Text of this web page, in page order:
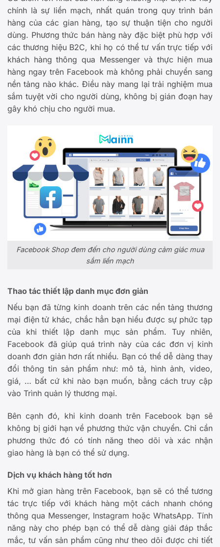
chính là sự liền mạch, nhất quán trong quy trình bán
hàng của các gian hàng, tạo sự thuận tiện cho người
dùng. Phương thức bán hàng này đặc biệt phù hợp với
các thương hiệu B2C, khi họ có thể tư vấn trực tiếp với
khách hàng thông qua Messenger và thực hiện mua
hàng ngay trên Facebook mà không phải chuyển sang
nền tảng nào khác. Điều này mang lại trải nghiệm mua
sắm tuyệt vời cho người dùng, không bị gián đoạn hay
gây khó chịu cho người mua.
Facebook Shop đem đến cho người dùng cảm giác mua
sắm liền mạch
Thao tác thiết lập danh mục đơn giản
Nếu bạn đã từng kinh doanh trên các nền tảng thương
mại điện tử khác, chắc hẳn bạn hiểu được sự phức tạp
của khi thiết lập danh mục sản phẩm. Tuy nhiên,
Facebook đã giúp quá trình này của các đơn vị kinh
doanh đơn giản hơn rất nhiều. Bạn có thể dễ dàng thay
đổi thông tin sản phẩm như: mô tả, hình ảnh, video,
giá, … bất cứ khi nào bạn muốn, bằng cách truy cập
vào Trình quản lý thương mại.
Bên cạnh đó, khi kinh doanh trên Facebook bạn sẽ
không bị giới hạn về phương thức vận chuyển. Chỉ cần
phương thức đó có tính năng theo dõi và xác nhận
giao hàng là bạn có thể sử dụng.
Dịch vụ khách hàng tốt hơn
Khi mở gian hàng trên Facebook, bạn sẽ có thể tương
tác trực tiếp với khách hàng một cách nhanh chóng
thông qua Messenger, Instagram hoặc WhatsApp. Tính
năng này cho phép bạn có thể dễ dàng giải đáp thắc
mắc, tư vấn sản phẩm cũng như theo dõi được chi tiết